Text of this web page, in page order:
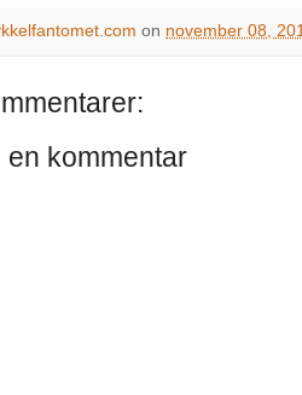
on november 08,
en kommentar